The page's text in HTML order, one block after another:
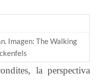
Imagen: The Walking
la perspectiva